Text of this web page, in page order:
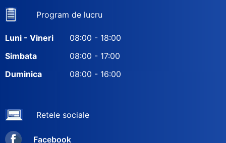
Program de lucru
Luni - Vineri
08:00 - 18:00
Simbata
08:00 - 17:00
Duminica
08:00 - 16:00
Retele sociale
Facebook